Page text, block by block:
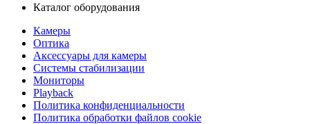
Каталог оборудования
Камеры
Оптика
Аксессуары для камеры
Системы стабилизации
Мониторы
Playback
Политика конфиденциальности
Политика обработки файлов cookie